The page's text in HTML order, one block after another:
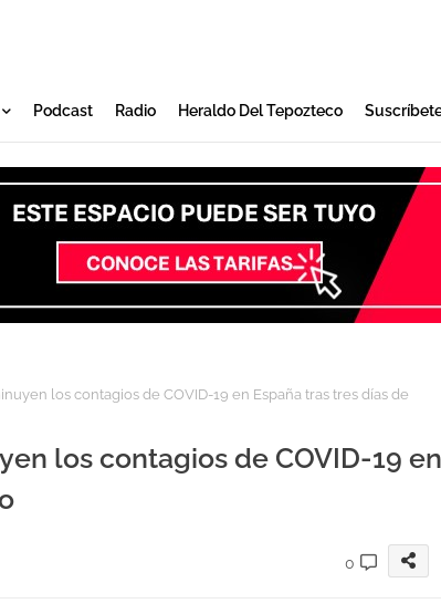
Podcast Radio Heraldo Del Tepozteco
los contagios de COVID-19 en España tras tres días de
los contagios de COVID-19 en
0